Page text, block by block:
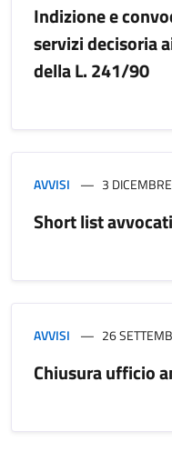
Indizione e
servizi decisoria
della L. 241/90
AVVISI 3
Short list avvocati
AVVISI 26
Chiusura ufficio